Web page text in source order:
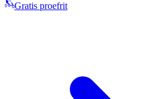
Gratis proefrit